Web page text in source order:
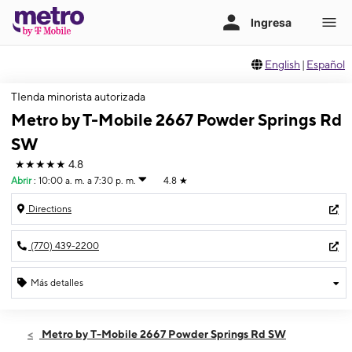
English | Español
TIenda minorista autorizada
Metro by T-Mobile 2667 Powder Springs Rd
SW
★★★★★ 4.8
Abrir : 10:00 a. m. a 7:30 p. m. 4.8 ★
Directions
(770) 439-2200
Más detalles
Jueves:10:00 a. m. a 7:30 p. m.
Metro by T-Mobile 2667 Powder Springs Rd SW